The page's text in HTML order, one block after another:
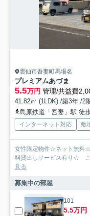
雲仙市吾妻町馬場名
プレミアムあづま
5.5万円 管理/共益費
41.82㎡ (1LDK) /築3年 /2
島原鉄道「吾妻」駅 徒
インターネット対応 敷
女性限定物件☆ネット無料
料貸出しサービス有り☆ ご
見る
募集中の部屋
101
5.5万円